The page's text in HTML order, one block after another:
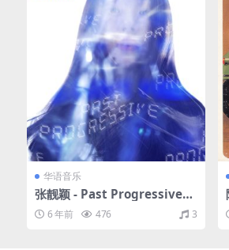
华语音乐
张靓颖 - Past Progressive
（2019/FLAC/分轨/362M）
6 年前 476 3